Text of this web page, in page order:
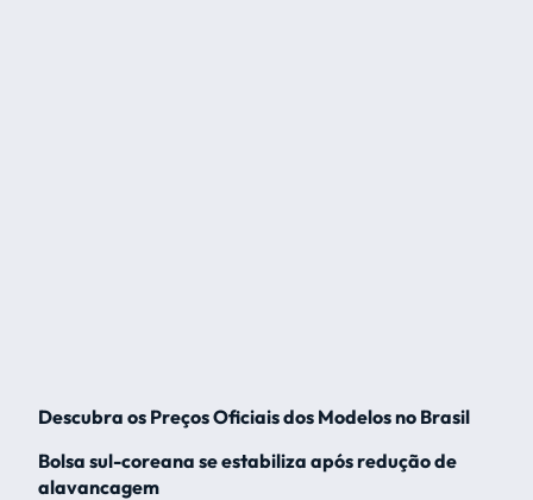
Descubra os Preços Oficiais dos Modelos no Brasil
Bolsa sul-coreana se estabiliza após redução de
alavancagem